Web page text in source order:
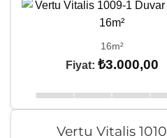
16m²
Fiyat: ₺3.000,00
Vertu Vitalis 1010